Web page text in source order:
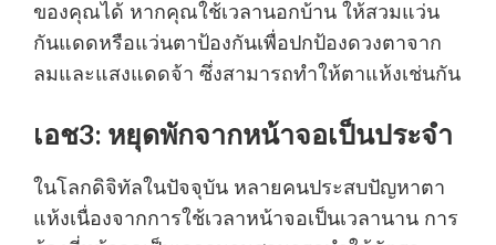
ของคุณได้ หากคุณใช้เวลานอกบ้าน ให้สวมแว่น
กันแดดหรือแว่นตาป้องกันเพื่อปกป้องดวงตาจาก
ลมและแสงแดดจ้า ซึ่งสามารถทำให้ตาแห้งเช่นกัน
เอช3: หยุดพักจากหน้าจอเป็นประจำ
ในโลกดิจิทัลในปัจจุบัน หลายคนประสบปัญหาตา
แห้งเนื่องจากการใช้เวลาหน้าจอเป็นเวลานาน การ